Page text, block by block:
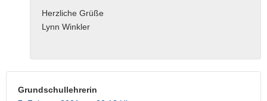
Herzliche Grüße
Lynn Winkler
Grundschullehrerin